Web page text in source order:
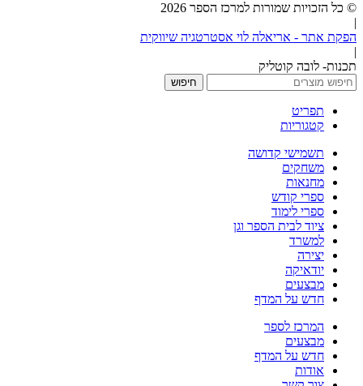
© כל הזכויות שמורות למרכז הספר 2026
|
הפקת אתר - אריאלה לוי אסטרטגיה שיווקית
|
תכנות- לובה קוטליק
חיפוש
תפריט
קטגוריות
תשמישי קדושה
משחקים
מחנאות
ספרי קודש
ספרי לימוד
ציוד לבית הספר וגן
למשרד
יצירה
יודאיקה
מבצעים
חדש על המדף
המרכז לספר
מבצעים
חדש על המדף
אודות